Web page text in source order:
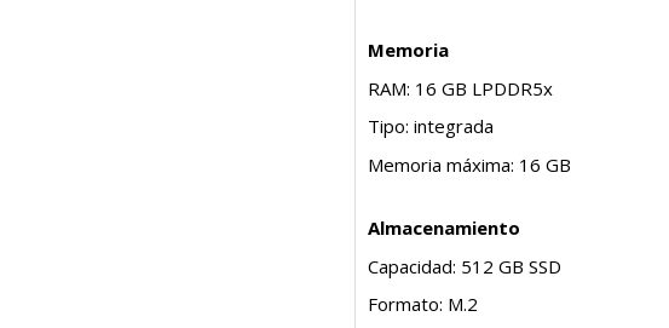
Memoria
RAM: 16 GB LPDDR5x
Tipo: integrada
Memoria máxima: 16 GB
Almacenamiento
Capacidad: 512 GB SSD
Formato: M.2